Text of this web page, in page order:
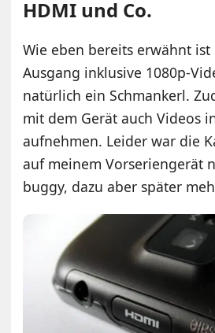
HDMI und Co.
Wie eben bereits erwähnt ist
Ausgang inklusive 1080p-
natürlich ein Schmankerl.
mit dem Gerät auch Videos
aufnehmen. Leider war die
auf meinem Vorseriengerät
buggy, dazu aber später